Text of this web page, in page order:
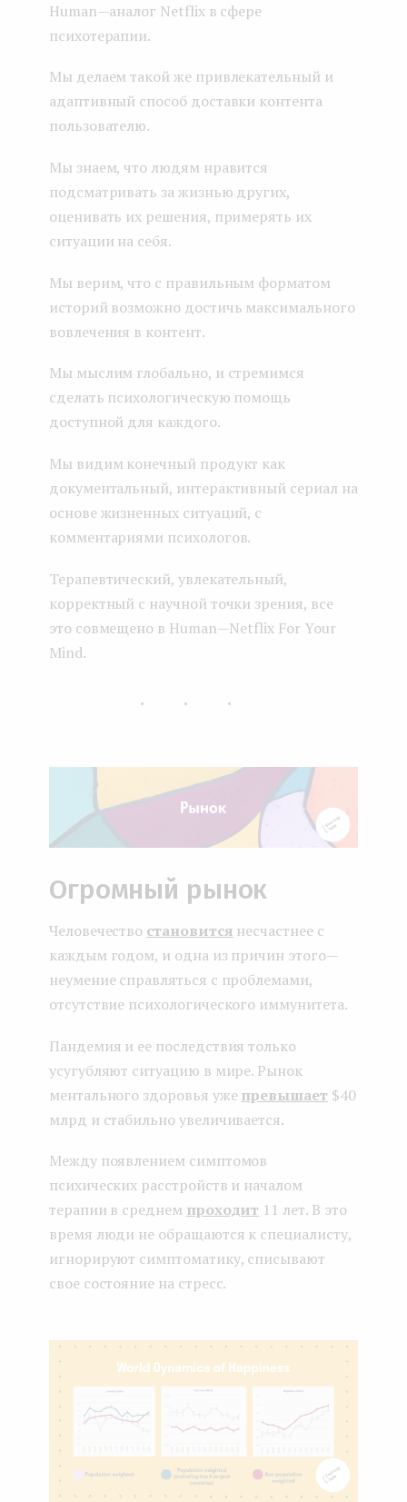
Human — аналог Netflix в сфере
психотерапии.
Мы делаем такой же привлекательный и
адаптивный способ доставки контента
пользователю.
Мы знаем, что людям нравится
подсматривать за жизнью других,
оценивать их решения, примерять их
ситуации на себя.
Мы верим, что с правильным форматом
историй возможно достичь максимального
вовлечения в контент.
Мы мыслим глобально, и стремимся
сделать психологическую помощь
доступной для каждого.
Мы видим конечный продукт как
документальный, интерактивный сериал на
основе жизненных ситуаций, с
комментариями психологов.
Терапевтический, увлекательный,
корректный с научной точки зрения, все
это совмещено в Human — Netflix For Your
Mind.
...
Огромный рынок
Человечество становится несчастнее с
каждым годом, и одна из причин этого —
неумение справляться с проблемами,
отсутствие психологического иммунитета.
Пандемия и ее последствия только
усугубляют ситуацию в мире. Рынок
ментального здоровья ужепревышает $40
млрд и стабильно увеличивается.
Между появлением симптомов
психических расстройств и началом
терапии в среднем проходит 11 лет. В это
время люди не обращаются к специалисту,
игнорируют симптоматику, списывают
свое состояние на стресс.